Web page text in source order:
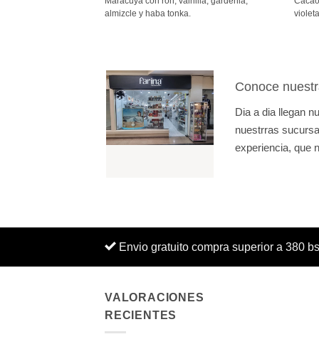
desde
almizcle y haba tonka.
Conoce
Dia a dia llegan
nuestrras
experiencia, que
Envio gratuito compra superior a 380 bs
VALORACIONES
RECIENTES